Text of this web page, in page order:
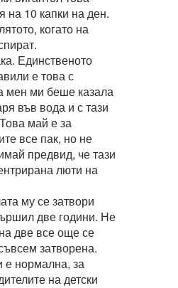
на 10 капки на ден.
когато на
Единственото
е това с
мен ми беше казала
във вода и с тази
май е за
все пак, но не
предвид, че тази
люти на
му се затвори
две години. Не
две все още се
затворена.
е нормална, за
на детски